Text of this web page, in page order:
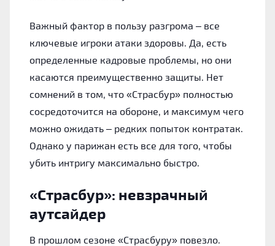
Важный фактор в пользу разгрома – все
ключевые игроки атаки здоровы. Да, есть
определенные кадровые проблемы, но они
касаются преимущественно защиты. Нет
сомнений в том, что «‎Страсбур» полностью
сосредоточится на обороне, и максимум чего
можно ожидать – редких попыток контратак.
Однако у парижан есть все для того, чтобы
убить интригу максимально быстро.
«‎Страсбур»: невзрачный
аутсайдер
В прошлом сезоне «‎Страсбуру» повезло.